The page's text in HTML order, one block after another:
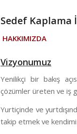
Sedef Kaplama
HAKKIMIZDA
Vizyonumuz
Yenilikçi bir bakış
çözümler üreten ve iş
Yurtiçinde ve
takip etmek ve